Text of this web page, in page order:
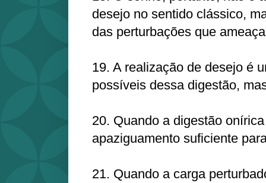
desejo no sentido clássico,
das perturbações que
19. A realização de desejo é
possíveis dessa digestão,
20. Quando a digestão
apaziguamento suficiente
21. Quando a carga